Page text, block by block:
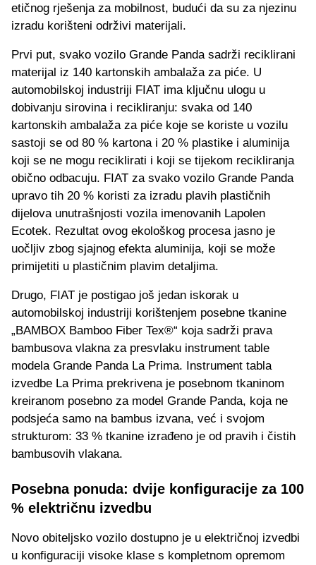
etičnog rješenja za mobilnost, budući da su za njezinu
izradu korišteni održivi materijali.
Prvi put, svako vozilo Grande Panda sadrži reciklirani
materijal iz 140 kartonskih ambalaža za piće. U
automobilskoj industriji FIAT ima ključnu ulogu u
dobivanju sirovina i recikliranju: svaka od 140
kartonskih ambalaža za piće koje se koriste u vozilu
sastoji se od 80 % kartona i 20 % plastike i aluminija
koji se ne mogu reciklirati i koji se tijekom recikliranja
obično odbacuju. FIAT za svako vozilo Grande Panda
upravo tih 20 % koristi za izradu plavih plastičnih
dijelova unutrašnjosti vozila imenovanih Lapolen
Ecotek. Rezultat ovog ekološkog procesa jasno je
uočljiv zbog sjajnog efekta aluminija, koji se može
primijetiti u plastičnim plavim detaljima.
Drugo, FIAT je postigao još jedan iskorak u
automobilskoj industriji korištenjem posebne tkanine
„BAMBOX Bamboo Fiber Tex®“ koja sadrži prava
bambusova vlakna za presvlaku instrument table
modela Grande Panda La Prima. Instrument tabla
izvedbe La Prima prekrivena je posebnom tkaninom
kreiranom posebno za model Grande Panda, koja ne
podsjeća samo na bambus izvana, već i svojom
strukturom: 33 % tkanine izrađeno je od pravih i čistih
bambusovih vlakana.
Posebna ponuda: dvije konfiguracije za 100
% električnu izvedbu
Novo obiteljsko vozilo dostupno je u električnoj izvedbi
u konfiguraciji visoke klase s kompletnom opremom